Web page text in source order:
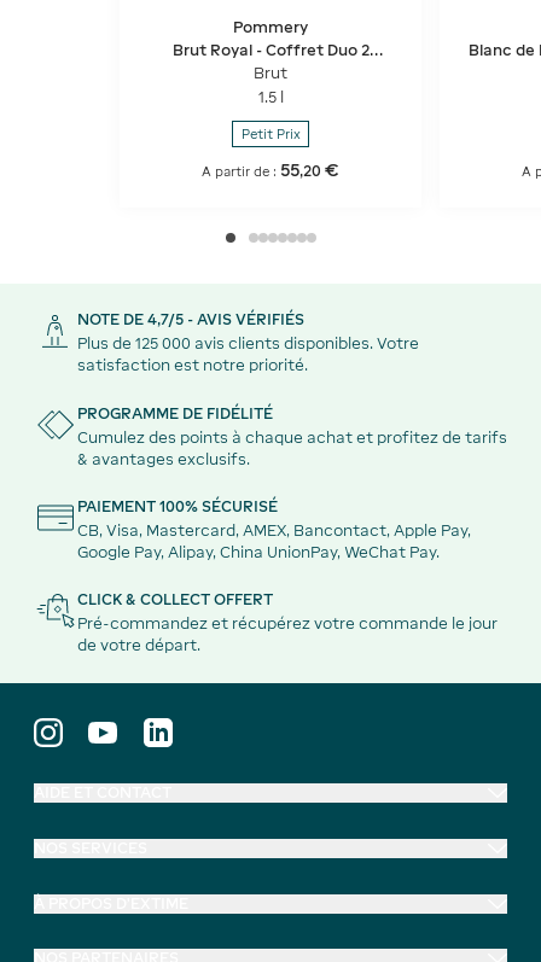
Pommery
Brut Royal - Coffret Duo 2
bouteilles
Brut
1.5 l
Petit Prix
A partir de : 55,20 €
Blanc de
A
NOTE DE 4,7/5 - AVIS VÉRIFIÉS
Plus de 125 000 avis clients disponibles. Votre
satisfaction est notre priorité.
PROGRAMME DE FIDÉLITÉ
Cumulez des points à chaque achat et profitez de tarifs
& avantages exclusifs.
PAIEMENT 100% SÉCURISÉ
CB, Visa, Mastercard, AMEX, Bancontact, Apple Pay,
Google Pay, Alipay, China UnionPay, WeChat Pay.
CLICK & COLLECT OFFERT
Pré-commandez et récupérez votre commande le jour
de votre départ.